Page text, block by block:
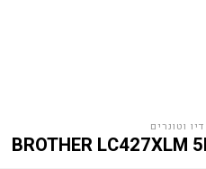
דיו וטונרים